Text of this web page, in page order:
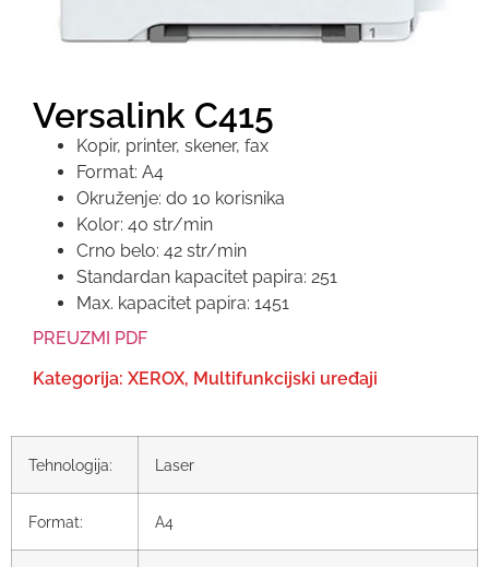
Versalink C415
Kopir, printer, skener, fax
Format: A4
Okruženje: do 10 korisnika
Kolor: 40 str/min
Crno belo: 42 str/min
Standardan kapacitet papira: 251
Max. kapacitet papira: 1451
PREUZMI PDF
Kategorija: XEROX, Multifunkcijski uređaji
Tehnologija: Laser
Format: A4